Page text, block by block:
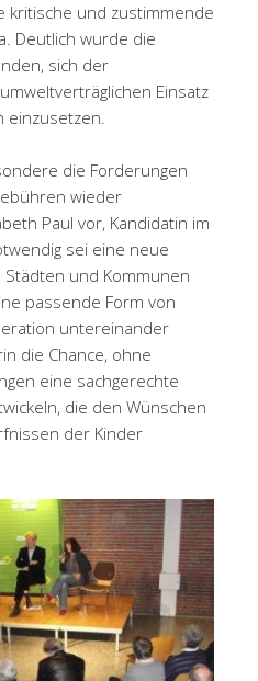
kritische und zustimmende
Deutlich wurde die
sich der
Einsatz
einzusetzen.
die Forderungen
wieder
Paul vor, Kandidatin im
sei eine neue
und Kommunen
passende Form von
untereinander
die Chance, ohne
eine sachgerechte
die den Wünschen
der Kinder